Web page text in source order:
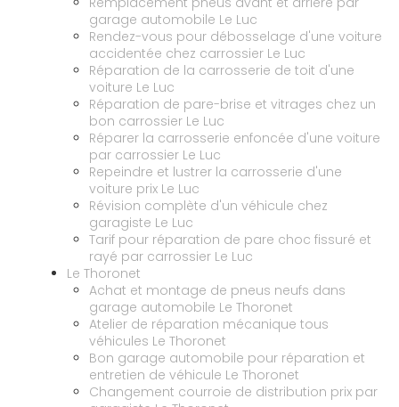
garage automobile Le Luc
Rendez-vous pour débosselage d'une voiture
accidentée chez carrossier Le Luc
Réparation de la carrosserie de toit d'une
voiture Le Luc
Réparation de pare-brise et vitrages chez un
bon carrossier Le Luc
Réparer la carrosserie enfoncée d'une voiture
par carrossier Le Luc
Repeindre et lustrer la carrosserie d'une
voiture prix Le Luc
Révision complète d'un véhicule chez
garagiste Le Luc
Tarif pour réparation de pare choc fissuré et
rayé par carrossier Le Luc
Le Thoronet
Achat et montage de pneus neufs dans
garage automobile Le Thoronet
Atelier de réparation mécanique tous
véhicules Le Thoronet
Bon garage automobile pour réparation et
entretien de véhicule Le Thoronet
Changement courroie de distribution prix par